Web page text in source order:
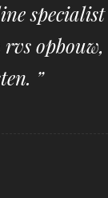
specialist
opbouw,
”